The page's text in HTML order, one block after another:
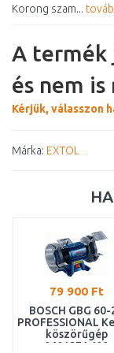
Korong szam...
A termék
és nem
Kérjük, válasszon
Márka: EXTOL
79 900 Ft
BOSCH GBG 60-
PROFESSIONAL
köszörűgép
060127A400